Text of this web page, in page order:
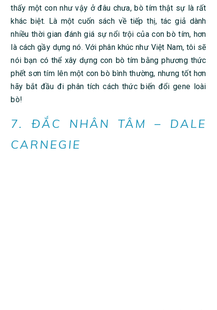
thấy một con như vậy ở đâu chưa, bò tím thật sự là rất
khác biệt. Là một cuốn sách về tiếp thị, tác giả dành
nhiều thời gian đánh giá sự nổi trội của con bò tím, hơn
là cách gầy dựng nó. Với phân khúc như Việt Nam, tôi sẽ
nói bạn có thể xây dựng con bò tím bằng phương thức
phết sơn tím lên một con bò bình thường, nhưng tốt hơn
hãy bắt đầu đi phân tích cách thức biến đổi gene loài
bò!
7. ĐẮC NHÂN TÂM – DALE
CARNEGIE